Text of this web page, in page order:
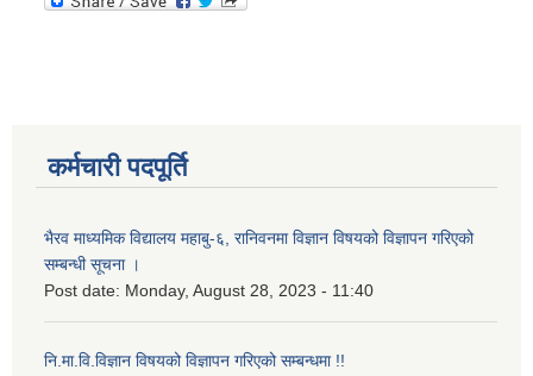
कर्मचारी पदपूर्ति
भैरव माध्यमिक विद्यालय महाबु-६, रानिवनमा विज्ञान विषयको विज्ञापन गरिएको
सम्बन्धी सूचना ।
Post date: Monday, August 28, 2023 - 11:40
नि.मा.वि.विज्ञान विषयको विज्ञापन गरिएको सम्बन्धमा !!